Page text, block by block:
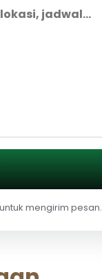
mengirim pesan.